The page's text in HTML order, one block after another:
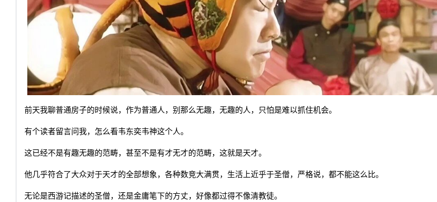
前天我聊普通房子的时候说，作为普通人，别那么无趣，无趣的人，只怕是难以抓住机会。
有个读者留言问我，怎么看韦东奕韦神这个人。
这已经不是有趣无趣的范畴，甚至不是有才无才的范畴，这就是天才。
他几乎符合了大众对于天才的全部想象，各种数竞大满贯，生活上近乎于圣僧，严格说，都不能这么比。
无论是西游记描述的圣僧，还是金庸笔下的方丈，好像都过得不像清教徒。